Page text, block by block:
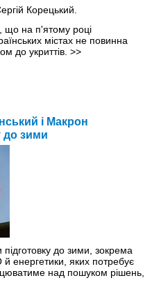
що на п'ятому році
містах не повинна
до укриттів. >>
і Макрон
до зими
до зими, зокрема
енергетики, яких потребує
над пошуком рішень,